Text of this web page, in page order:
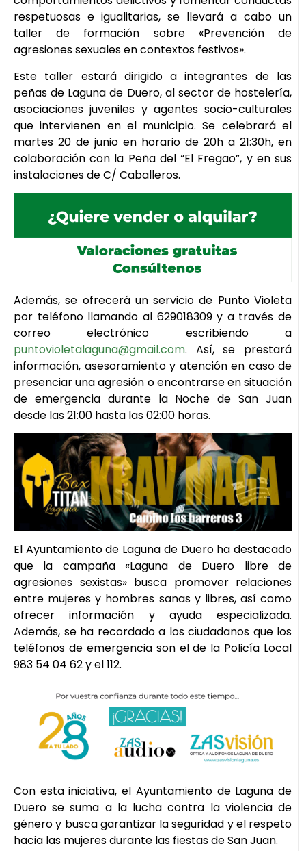
respetuosas e igualitarias, se llevará a cabo un
taller de formación sobre «Prevención de
agresiones sexuales en contextos festivos».
Este taller estará dirigido a integrantes de las
peñas de Laguna de Duero, al sector de hostelería,
asociaciones juveniles y agentes socio-culturales
que intervienen en el municipio. Se celebrará el
martes 20 de junio en horario de 20h a 21:30h, en
colaboración con la Peña del “El Fregao”, y en sus
instalaciones de C/ Caballeros.
Además, se ofrecerá un servicio de Punto Violeta
por teléfono llamando al 629018309 y a través de
correo electrónico escribiendo a
puntovioletalaguna@gmail.com. Así, se prestará
información, asesoramiento y atención en caso de
presenciar una agresión o encontrarse en situación
de emergencia durante la Noche de San Juan
desde las 21:00 hasta las 02:00 horas.
El Ayuntamiento de Laguna de Duero ha destacado
que la campaña «Laguna de Duero libre de
agresiones sexistas» busca promover relaciones
entre mujeres y hombres sanas y libres, así como
ofrecer información y ayuda especializada.
Además, se ha recordado a los ciudadanos que los
teléfonos de emergencia son el de la Policía Local
983 54 04 62 y el 112.
Con esta iniciativa, el Ayuntamiento de Laguna de
Duero se suma a la lucha contra la violencia de
género y busca garantizar la seguridad y el respeto
hacia las mujeres durante las fiestas de San Juan.